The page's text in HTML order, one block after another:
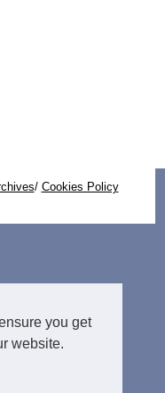
you get
website.
/ Cookies Policy